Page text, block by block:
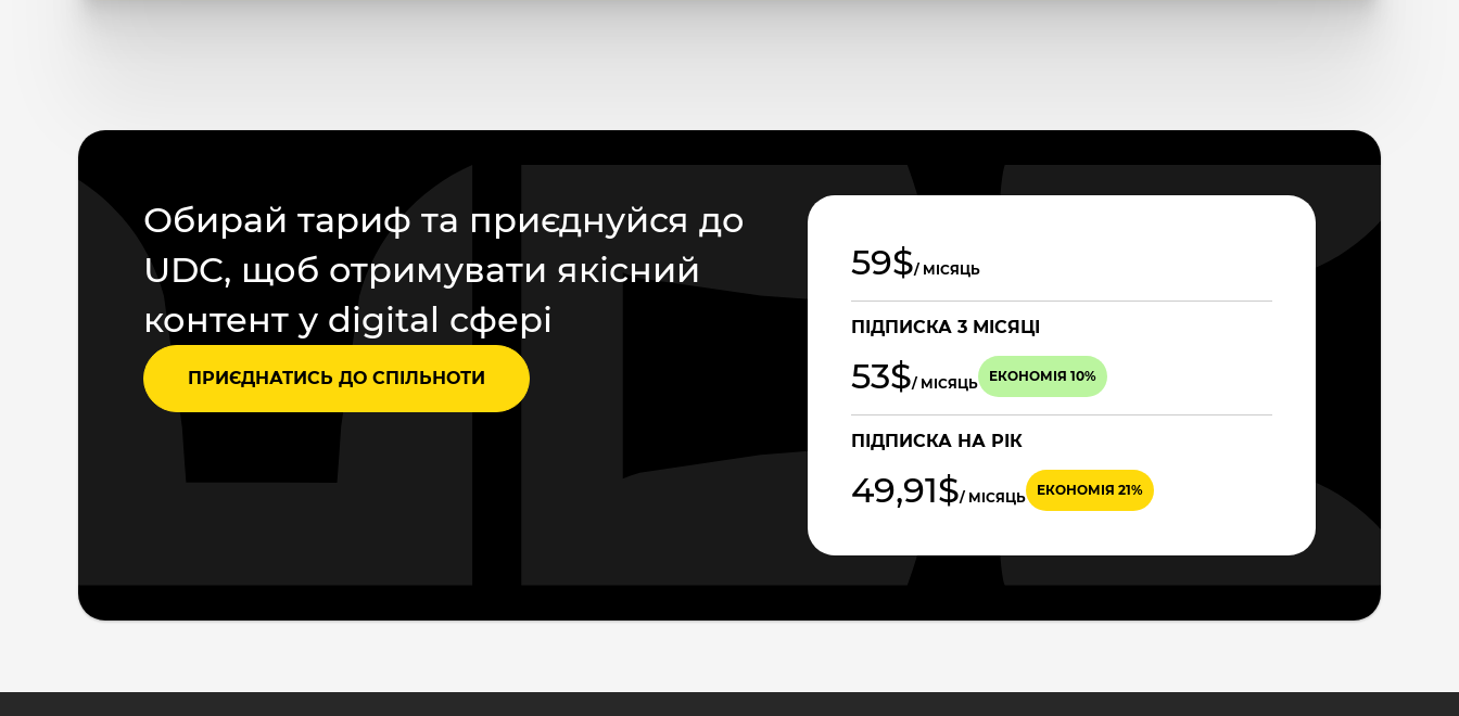
Обирай тариф та приєднуйся до
UDC, щоб отримувати якісний
контент у digital сфері
ПРИЄДНАТИСЬ ДО СПІЛЬНОТИ
59$/ МІСЯЦЬ
ПІДПИСКА 3 МІСЯЦІ
53$/ МІСЯЦЬ ЕКОНОМІЯ 10%
ПІДПИСКА НА РІК
49,91$/ МІСЯЦЬ ЕКОНОМІЯ 21%